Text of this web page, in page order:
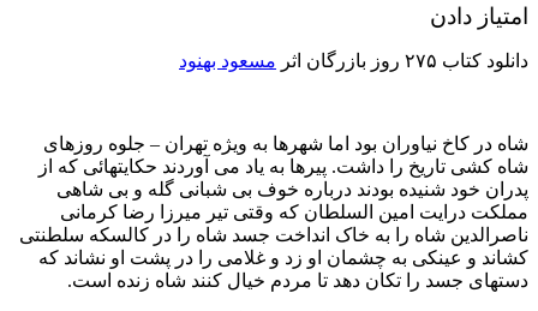
امتیاز دادن
دانلود کتاب ۲۷۵ روز بازرگان اثر مسعود بهنود
شاه در کاخ نیاوران بود اما شهرها به ویژه تهران – جلوه روزهای
شاه کشی تاریخ را داشت. پیرها به یاد می آوردند حکایتهائی که از
پدران خود شنیده بودند درباره خوف بی شبانی گله و بی شاهی
مملکت درایت امین السلطان که وقتی تیر میرزا رضا کرمانی
ناصرالدین شاه را به خاک انداخت جسد شاه را در کالسکه سلطنتی
کشاند و عینکی به چشمان او زد و غلامی را در پشت او نشاند که
دستهای جسد را تکان دهد تا مردم خیال کنند شاه زنده است.